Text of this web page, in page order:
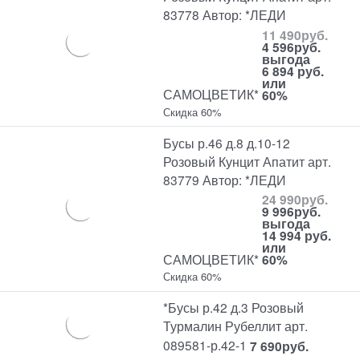
83778 Автор: *ЛЕДИ
САМОЦВЕТИК*
11 490руб.
4 596руб.
выгода
6 894 руб.
или
60%
Скидка 60%
Бусы р.46 д.8 д.10-12
Розовый Кунцит Апатит арт.
83779 Автор: *ЛЕДИ
САМОЦВЕТИК*
24 990руб.
9 996руб.
выгода
14 994 руб.
или
60%
Скидка 60%
*Бусы р.42 д.3 Розовый
Турмалин Рубеллит арт.
089581-р.42-1 7 690руб.